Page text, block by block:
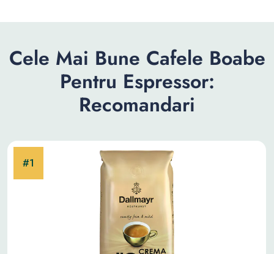
Cele Mai Bune Cafele Boabe
Pentru Espressor:
Recomandari